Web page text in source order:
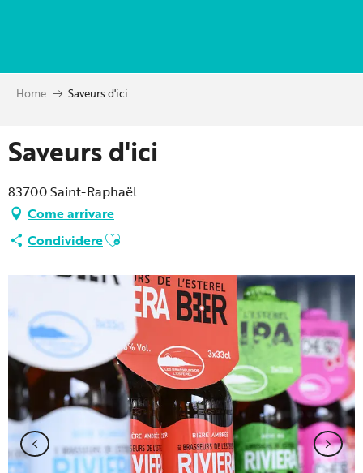
principal
Home Saveurs d'ici
Saveurs d'ici
83700 Saint-Raphaël
Come arrivare
CondividereAjouter aux favoris